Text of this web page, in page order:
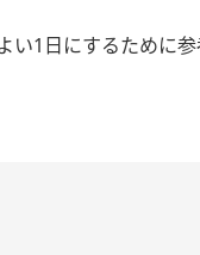
1日にするために参